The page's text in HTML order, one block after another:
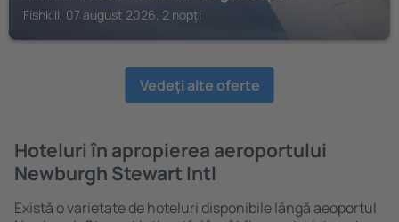
Fishkill, 07 august 2026, 2 nopți
Vedeţi alte oferte
Hoteluri în apropierea aeroportului
Newburgh Stewart Intl
Există o varietate de hoteluri disponibile lângă aeoportul